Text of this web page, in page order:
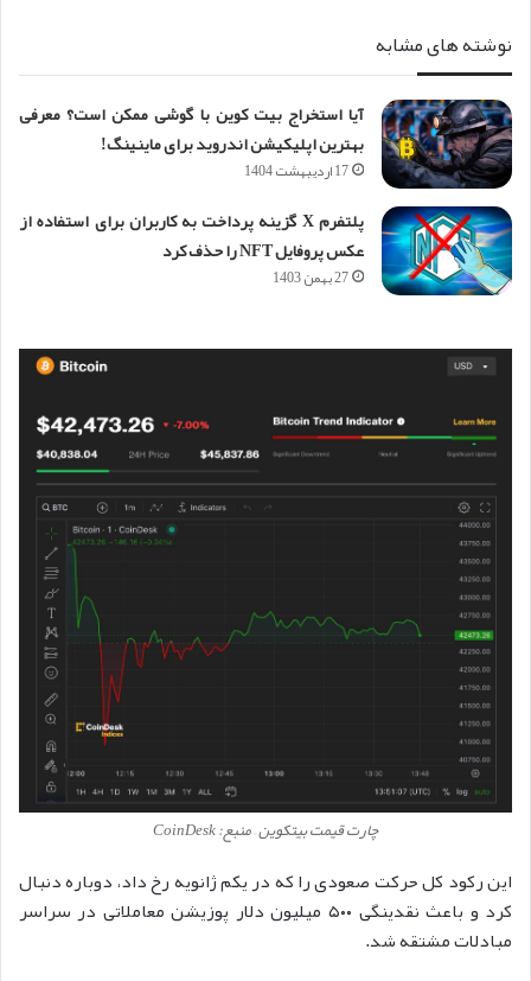
نوشته های مشابه
آیا استخراج بیت کوین با گوشی ممکن است؟ معرفی
بهترین اپلیکیشن اندروید برای ماینینگ!
17 اردیبهشت 1404
پلتفرم X گزینه پرداخت به کاربران برای استفاده از
عکس پروفایل NFT را حذف کرد
27 بهمن 1403
چارت قیمت بیتکوین – منبع: CoinDesk
این رکود کل حرکت صعودی را که در یکم ژانویه رخ داد، دوباره دنبال
کرد و باعث نقدینگی ۵۰۰ میلیون دلار پوزیشن معاملاتی در سراسر
مبادلات مشتقه شد.